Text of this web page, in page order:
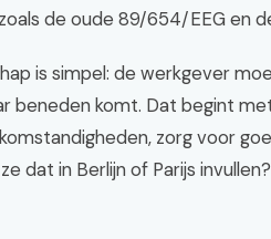
de oude 89/654/EEG en
is simpel: de werkgever
beneden komt. Dat begint
zorg voor
dat in Berlijn of Parijs